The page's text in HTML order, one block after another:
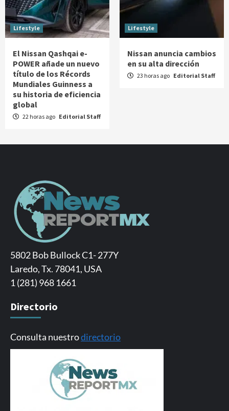
Lifestyle
El Nissan Qashqai e-
POWER añade un nuevo
título de los Récords
Mundiales Guinness a
su historia de eficiencia
global
22 horas ago Editorial Staff
Lifestyle
Nissan anuncia cambios
en su alta dirección
23 horas ago Editorial Staff
5802 Bob Bullock C1- 277Y
Laredo, Tx. 78041, USA
1 (281) 968 1661
Directorio
Consulta nuestrodirectorio